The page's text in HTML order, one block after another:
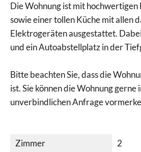
Die Wohnung ist mit hochwertigen
sowie einer tollen Küche mit allen
Elektrogeräten ausgestattet.
und ein Autoabstellplatz in der
Bitte beachten Sie, dass die
ist. Sie können die Wohnung gerne
unverbindlichen Anfrage
Zimmer
2